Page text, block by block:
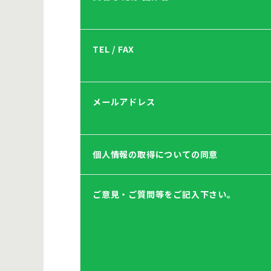
TEL / FAX
メールアドレス
個人情報の取得についての同意
ご意見・ご質問等をご記入下さい。